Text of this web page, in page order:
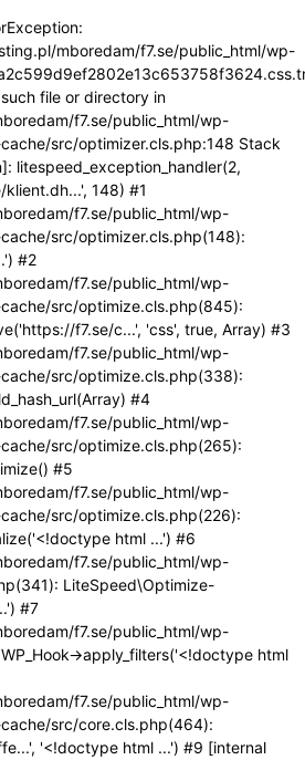
mboredam/f7.se/public_html/wp-
file or directory in
f7.se/public_html/wp-
src/optimizer.cls.php:148 Stack
litespeed_exception_handler(2,
148) #1
f7.se/public_html/wp-
src/optimizer.cls.php(148):
#2
f7.se/public_html/wp-
src/optimize.cls.php(845):
f7.se/c...', 'css', true, Array) #3
f7.se/public_html/wp-
src/optimize.cls.php(338):
#4
f7.se/public_html/wp-
src/optimize.cls.php(265):
#5
f7.se/public_html/wp-
src/optimize.cls.php(226):
html ...') #6
f7.se/public_html/wp-
LiteSpeed\Optimize-
#7
f7.se/public_html/wp-
>apply_filters('<!doctype html
f7.se/public_html/wp-
src/core.cls.php(464):
'<!doctype html ...') #9 [internal